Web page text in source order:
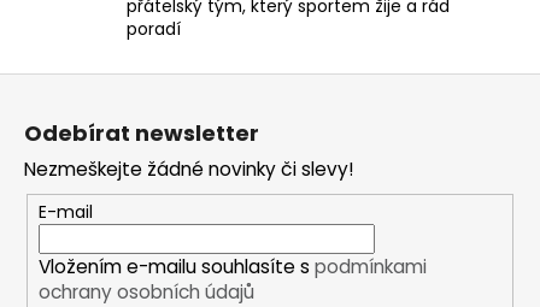
přátelský tým, který sportem žije a rád
poradí
Odebírat newsletter
Nezmeškejte žádné novinky či slevy!
E-mail
Vložením e-mailu souhlasíte s podmínkami
ochrany osobních údajů